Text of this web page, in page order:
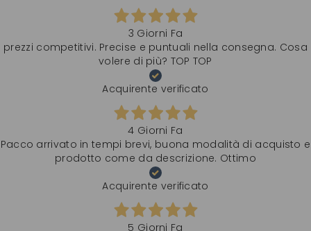
3 Giorni Fa
prezzi competitivi. Precise e puntuali nella consegna. Cosa
volere di più? TOP TOP
Acquirente verificato
4 Giorni Fa
Pacco arrivato in tempi brevi, buona modalità di acquisto e
prodotto come da descrizione. Ottimo
Acquirente verificato
5 Giorni Fa